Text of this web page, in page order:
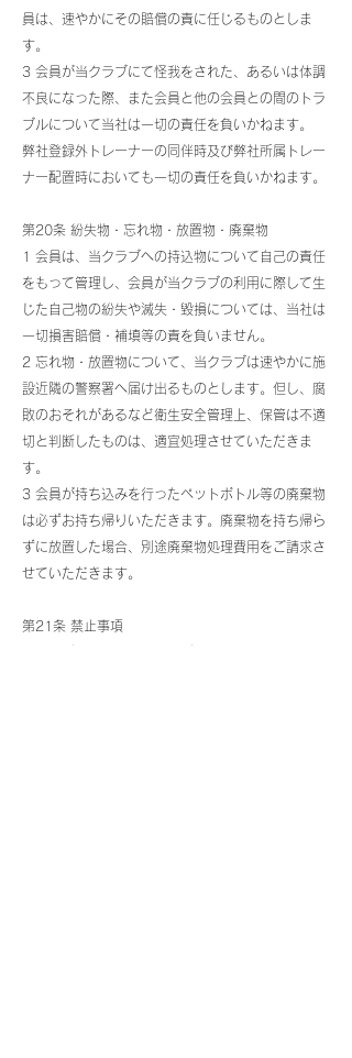
員は、速やかにその賠償の責に任じるものとしま
す。
3 会員が当クラブにて怪我をされた、あるいは体調
不良になった際、また会員と他の会員との間のトラ
ブルについて当社は一切の責任を負いかねます。
弊社登録外トレーナーの同伴時及び弊社所属トレー
ナー配置時においても一切の責任を負いかねます。
第20条 紛失物・忘れ物・放置物・廃棄物
1 会員は、当クラブへの持込物について自己の責任
をもって管理し、会員が当クラブの利用に際して生
じた自己物の紛失や滅失・毀損については、当社は
一切損害賠償・補填等の責を負いません。
2 忘れ物・放置物について、当クラブは速やかに施
設近隣の警察署へ届け出るものとします。但し、腐
敗のおそれがあるなど衛生安全管理上、保管は不適
切と判断したものは、適宜処理させていただきま
す。
3 会員が持ち込みを行ったペットボトル等の廃棄物
は必ずお持ち帰りいただきます。廃棄物を持ち帰ら
ずに放置した場合、別途廃棄物処理費用をご請求さ
せていただきます。
第21条 禁止事項